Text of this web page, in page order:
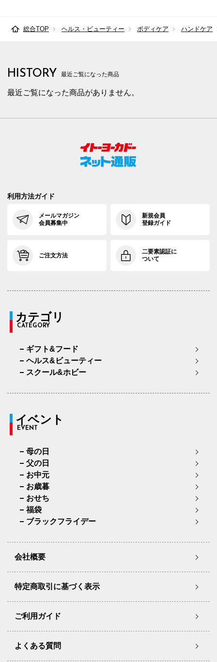
総合TOP ヘルス・ビューティー ボディケア ハンドケア
HISTORY 最近ご覧になった商品
最近ご覧になった商品がありません。
利用方法ガイド
メールマガジン
会員募集中
新規会員
登録ガイド
ご注文方法
二要素認証に
ついて
カテゴリ
CATEGORY
ギフト&フード
ヘルス&ビューティー
スクール&ホビー
イベント
EVENT
母の日
父の日
お中元
お歳暮
おせち
福袋
ブラックフライデー
会社概要
特定商取引に基づく表示
ご利用ガイド
よくある質問